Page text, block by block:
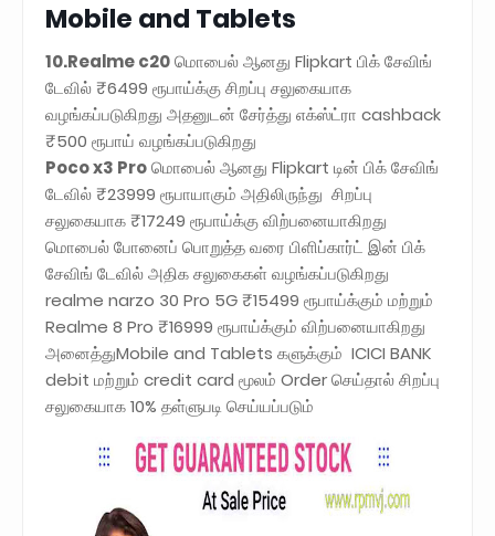
Mobile and Tablets
10.Realme c20மொபைல் ஆனது Flipkart பிக் சேவிங்
டேவில் ₹6499 ரூபாய்க்கு சிறப்பு சலுகையாக
வழங்கப்படுகிறது அதனுடன் சேர்த்து எக்ஸ்ட்ரா cashback
₹500 ரூபாய் வழங்கப்படுகிறது
Poco x3 Proமொபைல் ஆனது Flipkart டின் பிக் சேவிங்
டேவில் ₹23999 ரூபாயாகும் அதிலிருந்து சிறப்பு
சலுகையாக ₹17249 ரூபாய்க்கு விற்பனையாகிறது
மொபைல் போனைப் பொறுத்த வரை பிளிப்கார்ட் இன் பிக்
சேவிங் டேவில் அதிக சலுகைகள் வழங்கப்படுகிறது
realme narzo 30 Pro 5G ₹15499 ரூபாய்க்கும் மற்றும்
Realme 8 Pro ₹16999 ரூபாய்க்கும் விற்பனையாகிறது
அனைத்துMobile and Tablets களுக்கும் ICICI BANK
debit மற்றும் credit card மூலம் Order செய்தால் சிறப்பு
சலுகையாக 10% தள்ளுபடி செய்யப்படும்